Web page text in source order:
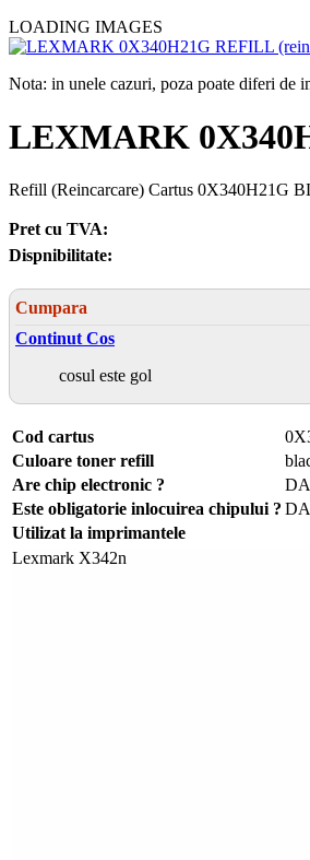
LOADING IMAGES
Nota: in unele cazuri, poza poate diferi de
LEXMARK
Refill (Reincarcare) Cartus 0X340H21G
Pret cu TVA:
Dispnibilitate:
Cumpara
Continut Cos
cosul este gol
Cod cartus
Culoare toner refill
Are chip electronic ?
DA
Este obligatorie inlocuirea chipului ?
Utilizat la imprimantele
Lexmark X342n